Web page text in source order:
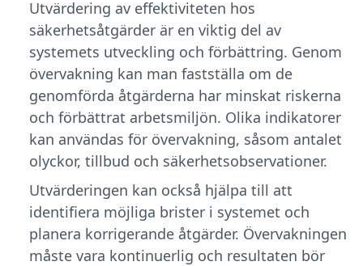
Utvärdering av effektiviteten hos
säkerhetsåtgärder är en viktig del av
systemets utveckling och förbättring. Genom
övervakning kan man fastställa om de
genomförda åtgärderna har minskat riskerna
och förbättrat arbetsmiljön. Olika indikatorer
kan användas för övervakning, såsom antalet
olyckor, tillbud och säkerhetsobservationer.
Utvärderingen kan också hjälpa till att
identifiera möjliga brister i systemet och
planera korrigerande åtgärder. Övervakningen
måste vara kontinuerlig och resultaten bör